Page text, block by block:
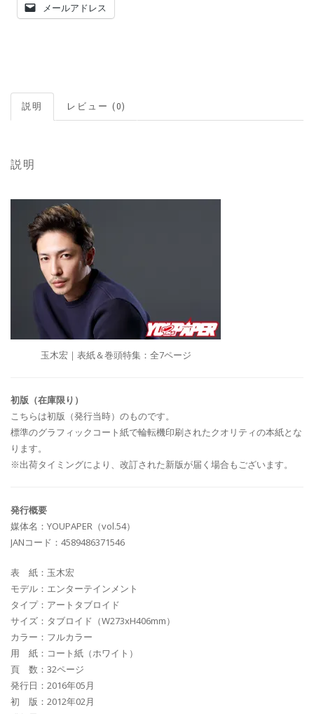
メールアドレス
説明 レビュー (0)
説明
玉木宏｜表紙＆巻頭特集：全7ページ
初版（在庫限り）
こちらは初版（発行当時）のものです。
標準のグラフィックコート紙で輪転機印刷されたクオリティの本紙とな
ります。
※出荷タイミングにより、改訂された新版が届く場合もございます。
発行概要
媒体名：YOUPAPER（vol.54）
JANコード：4589486371546
表 紙：玉木宏
モデル：エンターテインメント
タイプ：アートタブロイド
サイズ：タブロイド（W273xH406mm）
カラー：フルカラー
用 紙：コート紙（ホワイト）
頁 数：32ページ
発行日：2016年05月
初 版：2012年02月